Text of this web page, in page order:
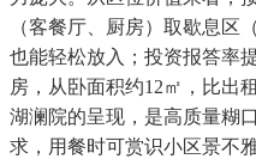
（客餐厅、厨房）取歇息区
也能轻松放入；投资报答率
房，从卧面积约12㎡，比出
湖澜院的呈现，是高质量糊
求，用餐时可赏识小区景不